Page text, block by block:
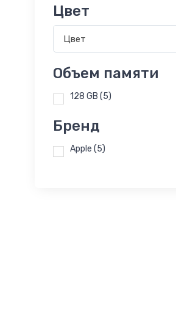
Цвет
Цвет
Объем памяти
128 GB (5)
Бренд
Apple (5)